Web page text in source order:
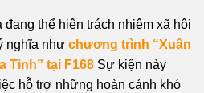
thể hiện trách nhiệm xã hội
nghĩa như chương trình “Xuân
Tình” tại F168 Sự kiện này
hỗ trợ những hoàn cảnh khó